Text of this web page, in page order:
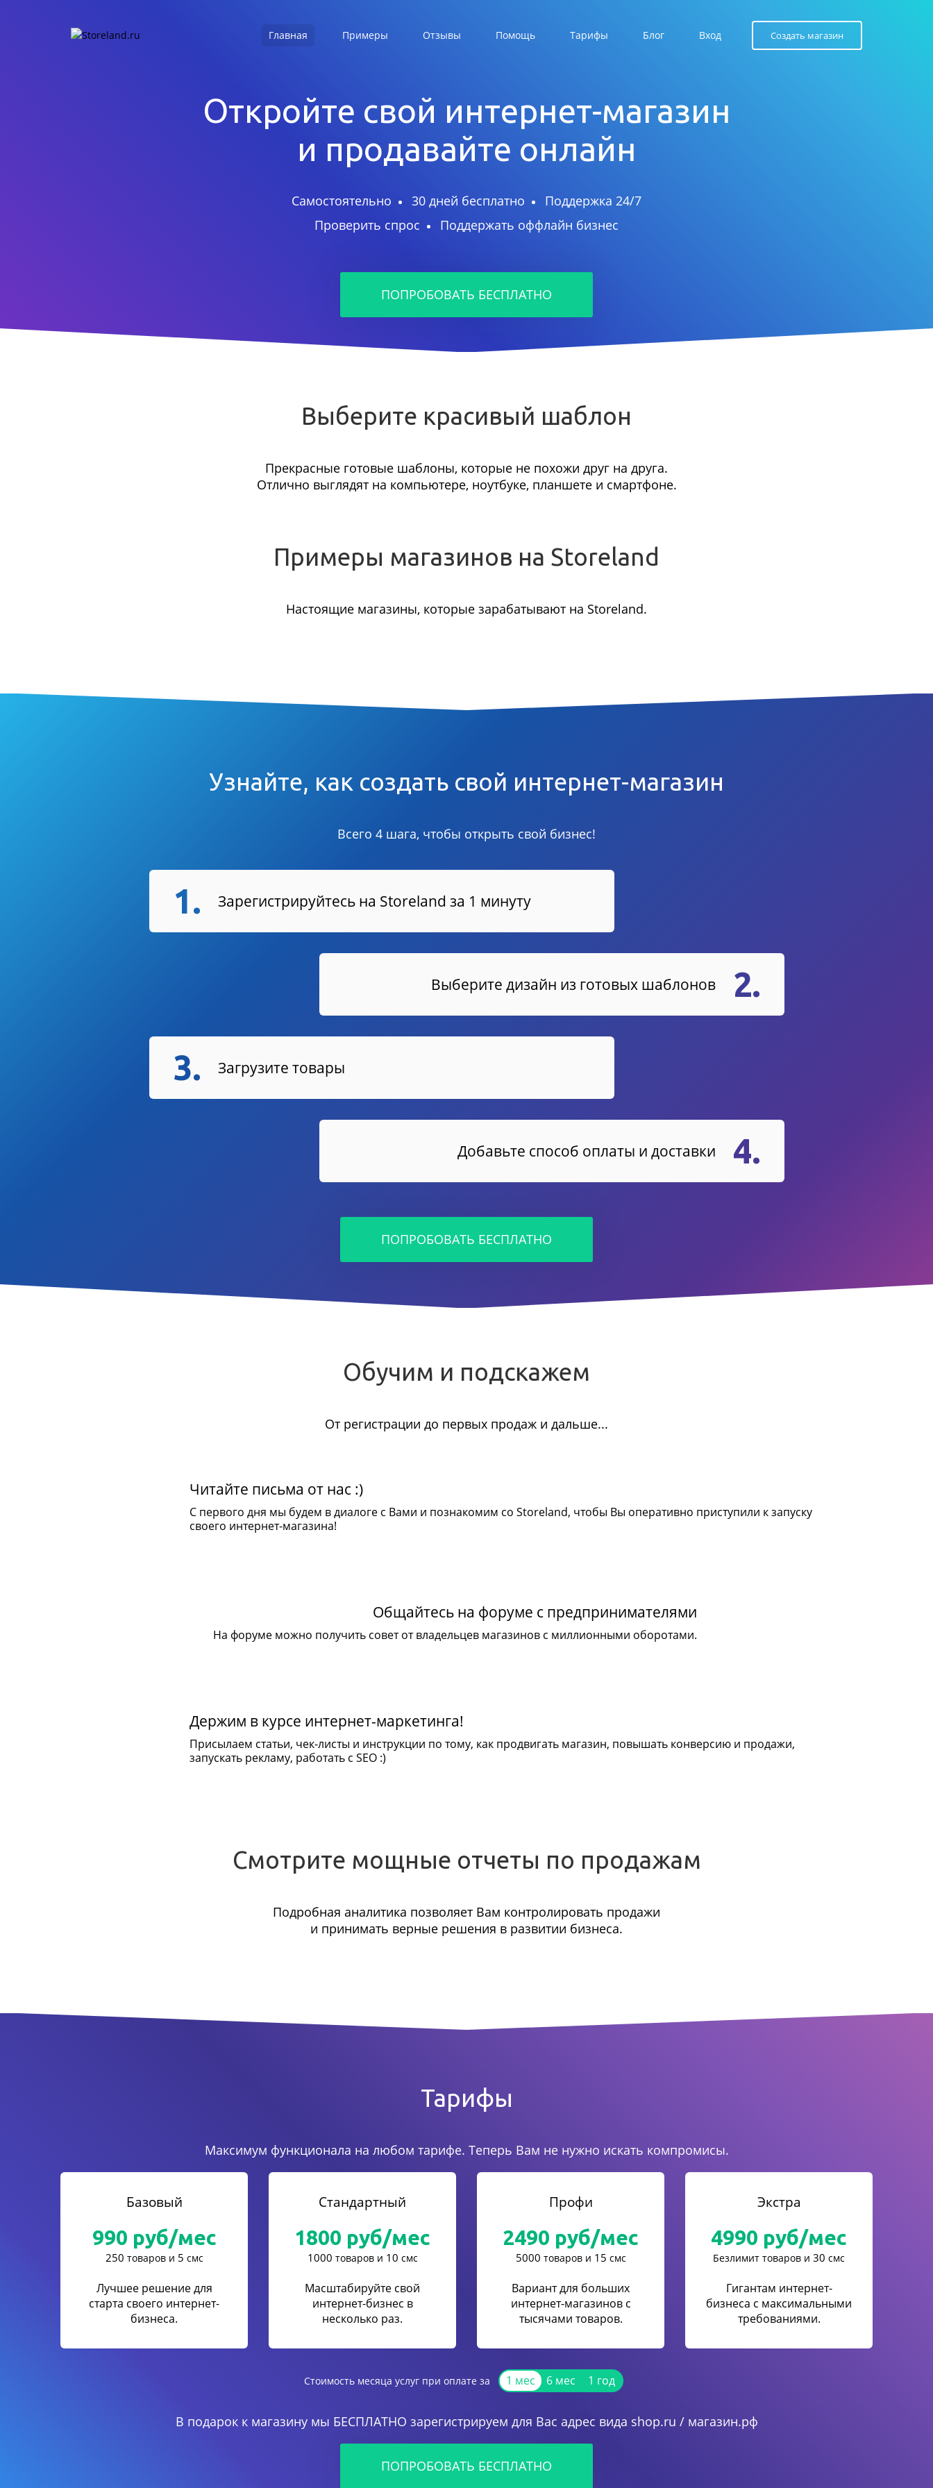
Главная Примеры Отзывы Помощь Тарифы Блог Вход Создать магазин
Откройте свой интернет-магазин
и продавайте онлайн
Самостоятельно 30 дней бесплатно
Поддержка 24/7
Проверить спрос
Поддержать оффлайн бизнес
ПОПРОБОВАТЬ БЕСПЛАТНО
Выберите красивый шаблон
Прекрасные готовые шаблоны, которые не похожи друг на друга.
Отлично выглядят на компьютере, ноутбуке, планшете и смартфоне.
Примеры магазинов на Storeland
Настоящие магазины, которые зарабатывают на Storeland.
Узнайте, как создать свой интернет-магазин
Всего 4 шага, чтобы открыть свой бизнес!
1. Зарегистрируйтесь на Storeland за 1 минуту
2.
Выберите дизайн из готовых шаблонов
3. Загрузите товары
4.
Добавьте способ оплаты и доставки
ПОПРОБОВАТЬ БЕСПЛАТНО
Обучим и подскажем
От регистрации до первых продаж и дальше...
Читайте письма от нас :)
С первого дня мы будем в диалоге с Вами и познакомим со Storeland, чтобы Вы оперативно приступили к запуску
своего интернет-магазина!
Общайтесь на форуме с предпринимателями
На форуме можно получить совет от владельцев магазинов с миллионными оборотами.
Держим в курсе интернет-маркетинга!
Присылаем статьи, чек-листы и инструкции по тому, как продвигать магазин, повышать конверсию и продажи,
запускать рекламу, работать с SEO :)
Смотрите мощные отчеты по продажам
Подробная аналитика позволяет Вам контролировать продажи
и принимать верные решения в развитии бизнеса.
Тарифы
Максимум функционала на любом тарифе. Теперь Вам не нужно искать компромисы.
Базовый
990 руб/мес
250 товаров и 5 смс
Лучшее решение для
старта своего интернет-
бизнеса.
Стандартный
1800 руб/мес
1000 товаров и 10 смс
Масштабируйте свой
интернет-бизнес в
несколько раз.
Профи
2490 руб/мес
5000 товаров и 15 смс
Вариант для больших
интернет-магазинов с
тысячами товаров.
Экстра
4990 руб/мес
Безлимит товаров и 30 смс
Гигантам интернет-
бизнеса с максимальными
требованиями.
Стоимость месяца услуг при оплате за 1 мес 6 мес 1 год
В подарок к магазину мы БЕСПЛАТНО зарегистрируем для Вас адрес вида shop.ru / магазин.рф
ПОПРОБОВАТЬ БЕСПЛАТНО